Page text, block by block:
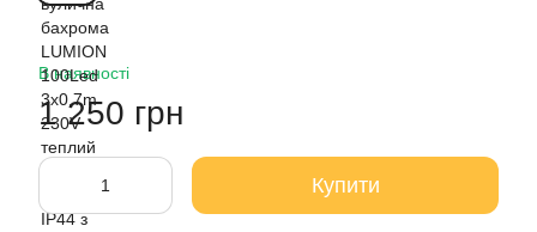
В наявності
1 250 грн
Купити